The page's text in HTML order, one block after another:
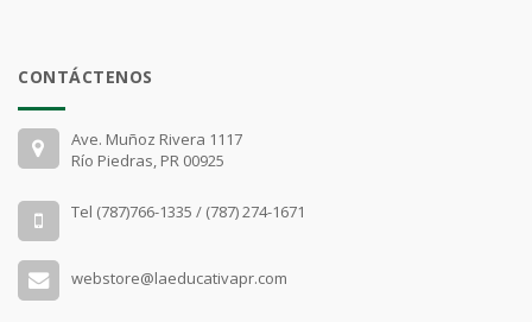
CONTÁCTENOS
Ave. Muñoz Rivera 1117
Río Piedras, PR 00925
Tel (787)766-1335 / (787) 274-1671
webstore@laeducativapr.com